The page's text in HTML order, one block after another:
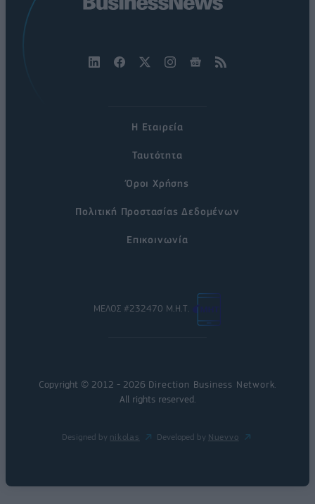
Η Εταιρεία
Ταυτότητα
Όροι Χρήσης
Πολιτική Προστασίας Δεδομένων
Επικοινωνία
ΜΕΛΟΣ #232470 Μ.Η.Τ.
Copyright © 2012 - 2026 Direction Business Network.
All rights reserved.
Designed by nikolas Developed by Nuevvo